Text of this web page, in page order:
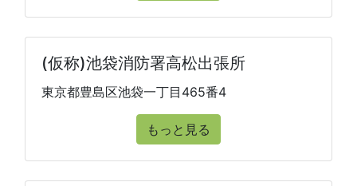
(仮称)池袋消防署高松出張所
東京都豊島区池袋一丁目465番4
もっと見る